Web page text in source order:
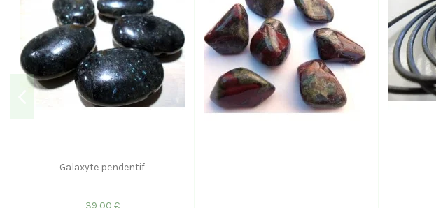
Galaxyte pendentif
39,00 €